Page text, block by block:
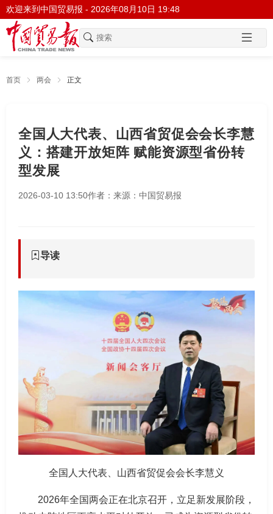
欢迎来到中国贸易报 - 2026年08月10日 19:48
首页 两会 正文
全国人大代表、山西省贸促会会长李慧
义：搭建开放矩阵 赋能资源型省份转
型发展
2026-03-10 13:50作者： 来源：中国贸易报
导读
全国人大代表、山西省贸促会会长李慧义
2026年全国两会正在北京召开，立足新发展阶段，